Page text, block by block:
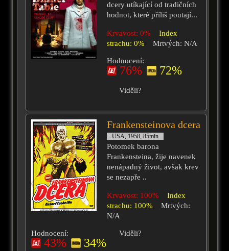
dcery utíkající od tradičních
hodnot, které příliš poutají...
Krvavost: 0%
Index
strachu: 0%
Mrtvých: N/A
Hodnocení:
76% 72%
Viděli?
Frankensteinova dcera
USA, 1958, 85min
Potomek barona
Frankensteina, žije navenek
nenápadný život, avšak krev
se nezapře ..
Krvavost: 100%
Index
strachu: 100%
Mrtvých:
N/A
Hodnocení:
43% 34%
Viděli?